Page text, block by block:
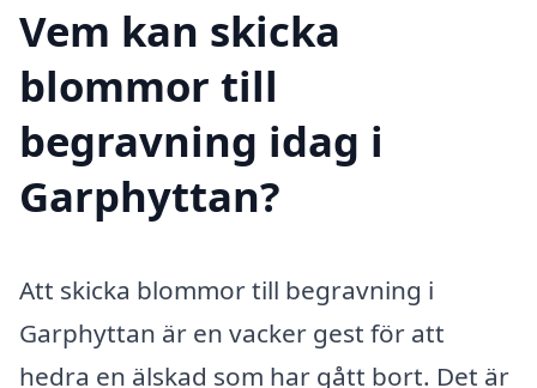
Vem kan skicka
blommor till
begravning idag i
Garphyttan?
Att skicka blommor till begravning i
Garphyttan är en vacker gest för att
hedra en älskad som har gått bort. Det är